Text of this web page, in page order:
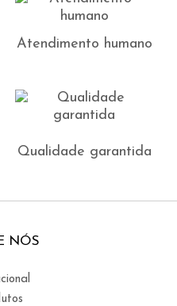
Atendimento humano
Qualidade garantida
NÓS